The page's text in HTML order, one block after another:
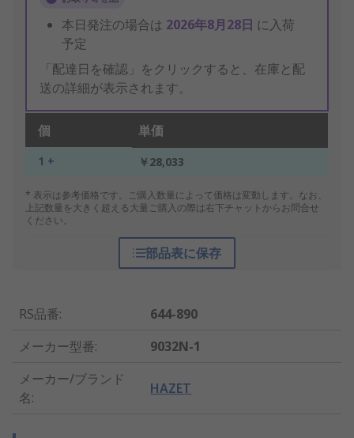
本日発注の場合は 2026年8月28日 に入荷
予定
「配達日を確認」をクリックすると、在庫と配
送の詳細が表示されます。
個 単価
1 + ￥28,033
* 表示は参考価格です。ご購入数量によって価格は変動します。なお、
上記数量を大きく超える大量ご購入の際は右下チャットからお問合せ
ください。
部品表に保存
RS品番:
644-890
メーカー型番:
9032N-1
メーカー/ブランド
名:
HAZET